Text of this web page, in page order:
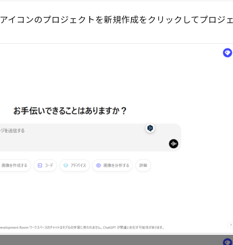
アイコンのプロジェクトを新規作成をクリックしてプロジェ